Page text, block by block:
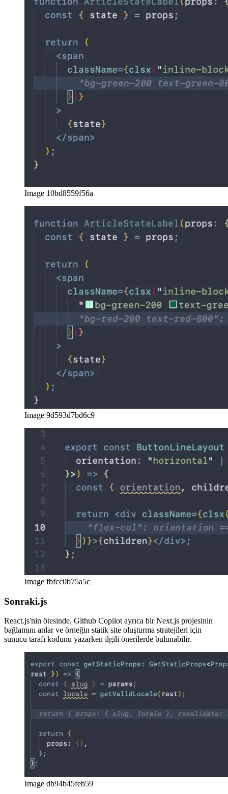
Image 4835f6a1a839
Image 10bd8559f56a
Image 9d593d7bd6c9
Image fbfcc0b75a5c
Sonraki.js
React.js'nin ötesinde, Github Copilot ayrıca bir Next.js projesinin
bağlamını anlar ve örneğin statik site oluşturma stratejileri için
sunucu tarafı kodunu yazarken ilgili önerilerde bulunabilir.